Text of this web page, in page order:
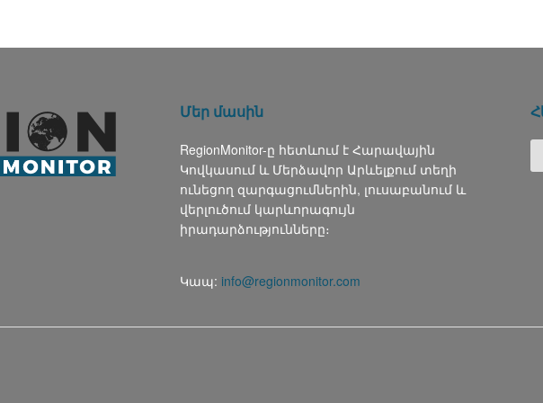
Մեր մասին
RegionMonitor-ը հետևում է Հարավային
Կովկասում և Մերձավոր Արևելքում տեղի
ունեցող զարգացումներին, լուսաբանում և
վերլուծում կարևորագույն
իրադարձությունները։
Կապ: info@regionmonitor.com